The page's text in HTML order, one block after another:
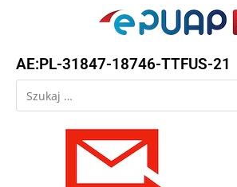
AE:PL-31847-18746-TTFUS-21